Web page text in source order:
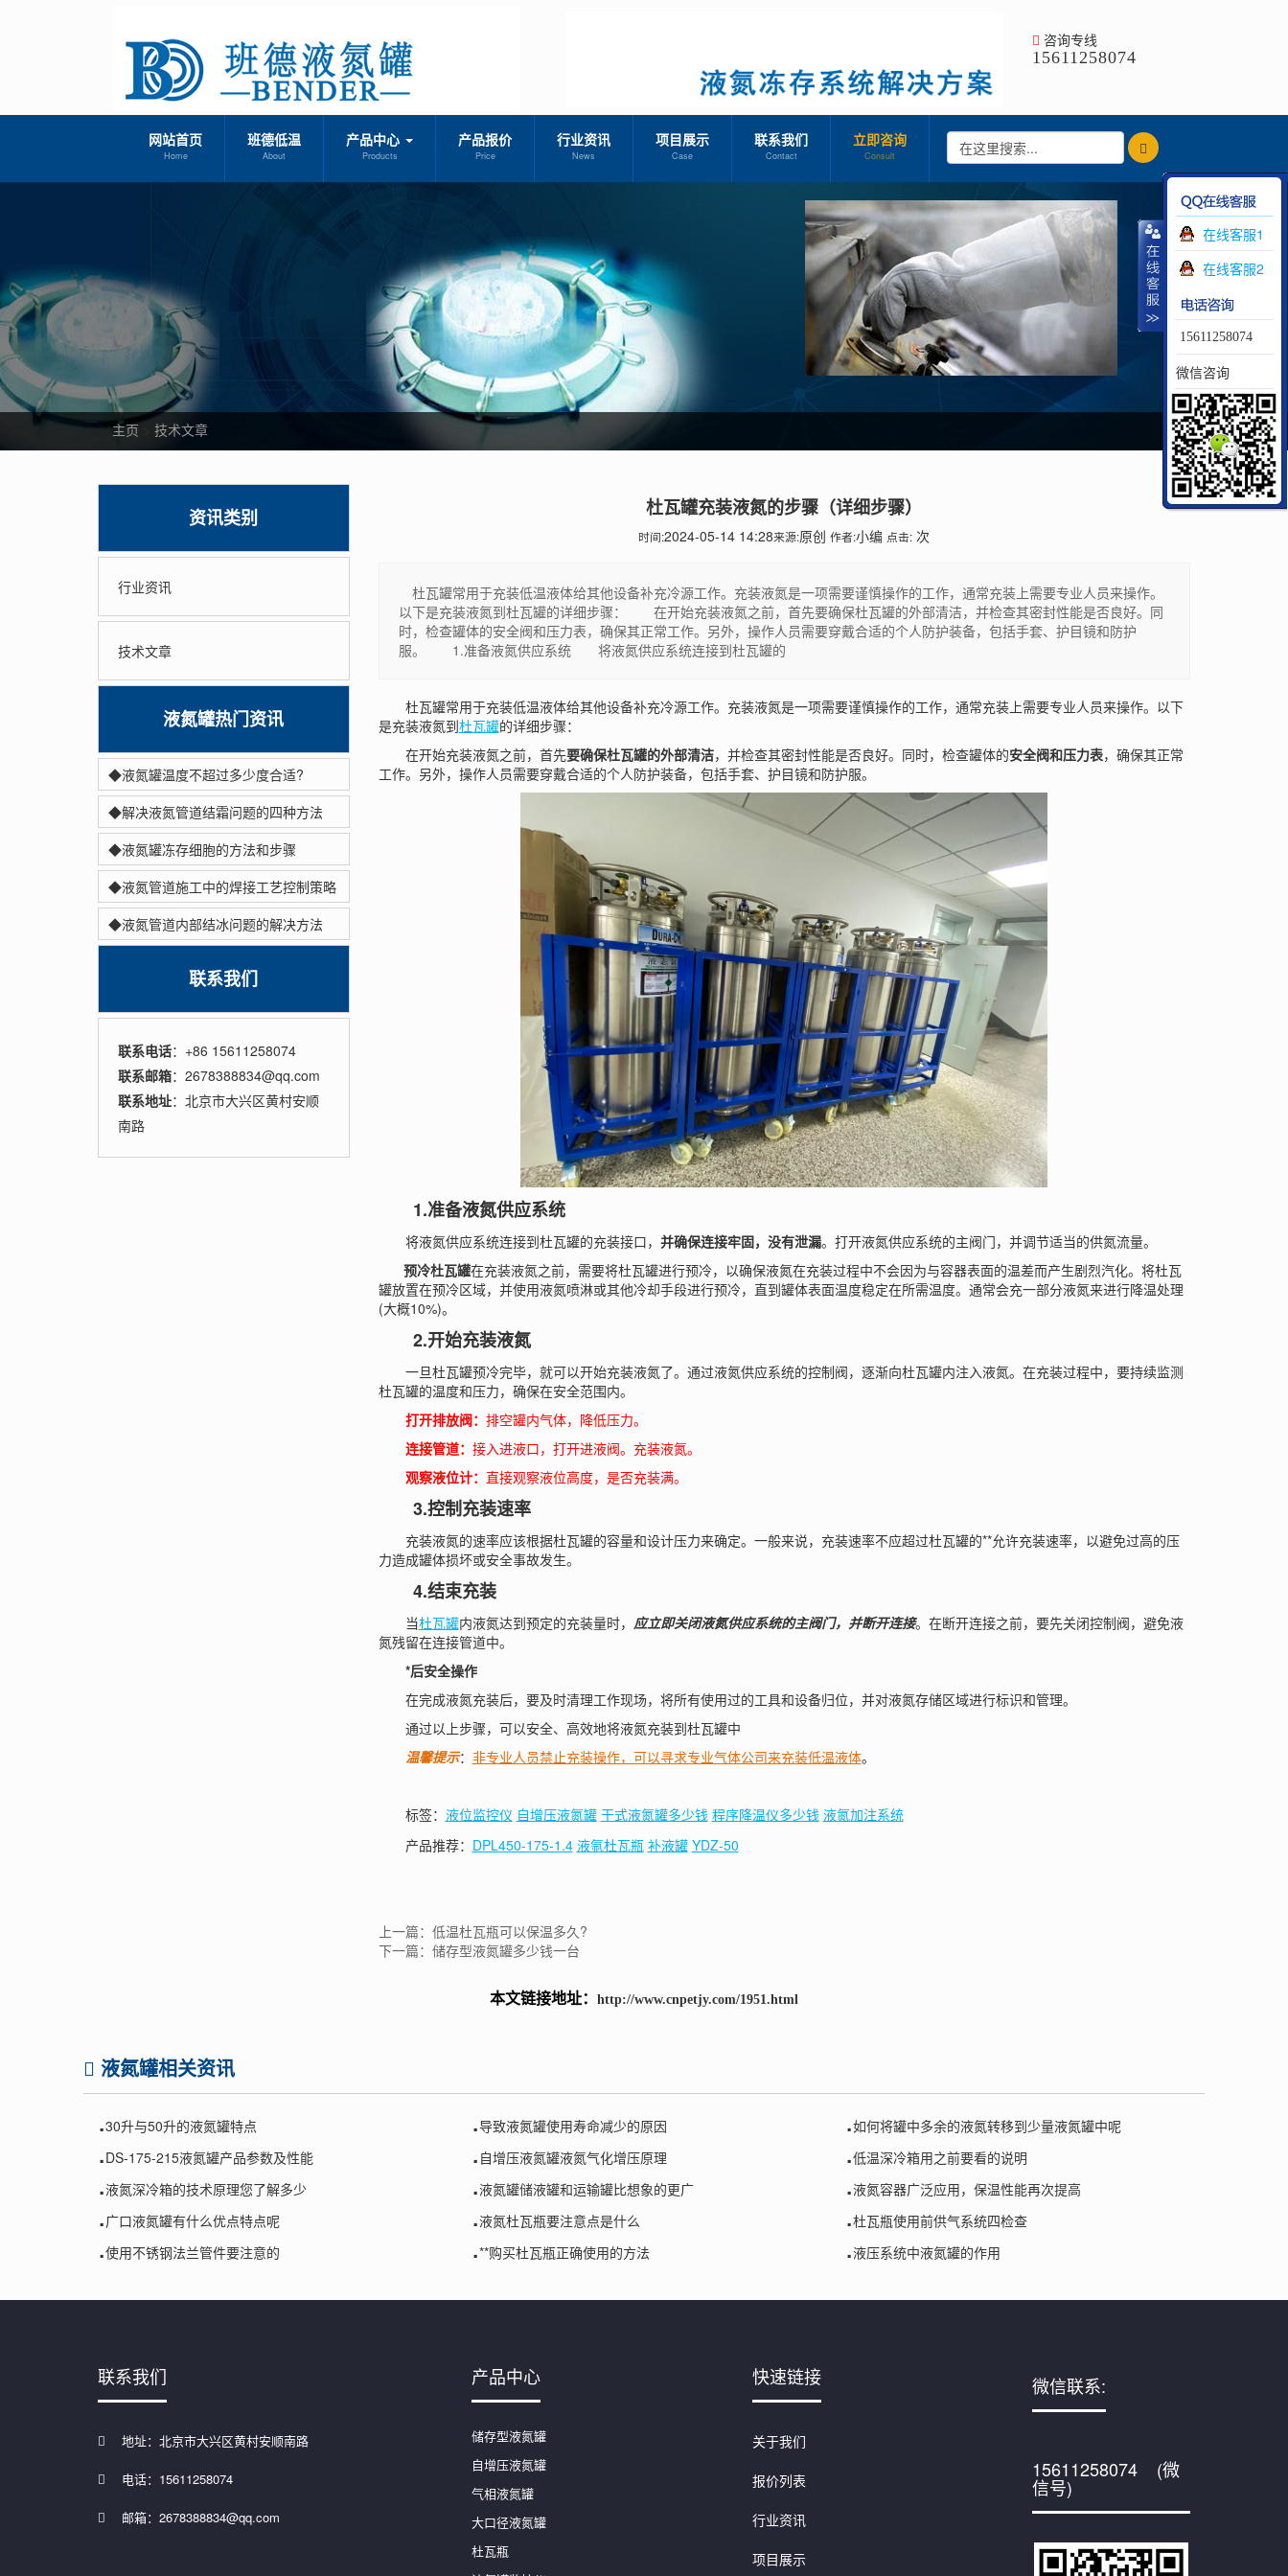
咨询专线
15611258074
网站首页
Home
班德低温
About
产品中心
Products
产品报价
Price
行业资讯
News
项目展示
Case
联系我们
Contact
立即咨询
Consult
主页 技术文章
资讯类别
行业资讯
技术文章
液氮罐热门资讯
◆液氮罐温度不超过多少度合适?
◆解决液氮管道结霜问题的四种方法
◆液氮罐冻存细胞的方法和步骤
◆液氮管道施工中的焊接工艺控制策略
◆液氮管道内部结冰问题的解决方法
联系我们
联系电话：+86 15611258074
联系邮箱：2678388834@qq.com
联系地址：北京市大兴区黄村安顺
南路
杜瓦罐充装液氮的步骤（详细步骤）
时间:2024-05-14 14:28来源:原创作者:小编 点击: 次
杜瓦罐常用于充装低温液体给其他设备补充冷源工作。充装液氮是一项需要谨慎操作的工作，通常充装上需要专业人员来操作。
以下是充装液氮到杜瓦罐的详细步骤： 在开始充装液氮之前，首先要确保杜瓦罐的外部清洁，并检查其密封性能是否良好。同
时，检查罐体的安全阀和压力表，确保其正常工作。另外，操作人员需要穿戴合适的个人防护装备，包括手套、护目镜和防护
服。 1.准备液氮供应系统 将液氮供应系统连接到杜瓦罐的
杜瓦罐常用于充装低温液体给其他设备补充冷源工作。充装液氮是一项需要谨慎操作的工作，通常充装上需要专业人员来操作。以下
是充装液氮到杜瓦罐的详细步骤：
在开始充装液氮之前，首先要确保杜瓦罐的外部清洁，并检查其密封性能是否良好。同时，检查罐体的安全阀和压力表，确保其正常
工作。另外，操作人员需要穿戴合适的个人防护装备，包括手套、护目镜和防护服。
1.准备液氮供应系统
将液氮供应系统连接到杜瓦罐的充装接口， 并确保连接牢固，没有泄漏。打开液氮供应系统的主阀门，并调节适当的供氮流量。
预冷杜瓦罐在充装液氮之前，需要将杜瓦罐进行预冷，以确保液氮在充装过程中不会因为与容器表面的温差而产生剧烈汽化。将杜瓦
罐放置在预冷区域，并使用液氮喷淋或其他冷却手段进行预冷，直到罐体表面温度稳定在所需温度。通常会充一部分液氮来进行降温处理
(大概10%)。
2.开始充装液氮
一旦杜瓦罐预冷完毕，就可以开始充装液氮了。通过液氮供应系统的控制阀，逐渐向杜瓦罐内注入液氮。在充装过程中，要持续监测
杜瓦罐的温度和压力，确保在安全范围内。
打开排放阀： 排空罐内气体，降低压力。
连接管道： 接入进液口，打开进液阀。充装液氮。
观察液位计： 直接观察液位高度，是否充装满。
3.控制充装速率
充装液氮的速率应该根据杜瓦罐的容量和设计压力来确定。一般来说，充装速率不应超过杜瓦罐的**允许充装速率，以避免过高的压
力造成罐体损坏或安全事故发生。
4.结束充装
当杜瓦罐内液氮达到预定的充装量时， 应立即关闭液氮供应系统的主阀门，并断开连接。在断开连接之前，要先关闭控制阀，避免液
氮残留在连接管道中。
*后安全操作
在完成液氮充装后，要及时清理工作现场，将所有使用过的工具和设备归位，并对液氮存储区域进行标识和管理。
通过以上步骤，可以安全、高效地将液氮充装到杜瓦罐中
温馨提示： 非专业人员禁止充装操作，可以寻求专业气体公司来充装低温液体。
标签： 液位监控仪 自增压液氮罐 干式液氮罐多少钱 程序降温仪多少钱 液氮加注系统
产品推荐： DPL450-175-1.4 液氩杜瓦瓶 补液罐 YDZ-50
上一篇：低温杜瓦瓶可以保温多久?
下一篇：储存型液氮罐多少钱一台
本文链接地址： http://www.cnpetjy.com/1951.html
液氮罐相关资讯
.30升与50升的液氮罐特点 .导致液氮罐使用寿命减少的原因 .如何将罐中多余的液氮转移到少量液氮罐中呢
.DS-175-215液氮罐产品参数及性能 . 自增压液氮罐液氮气化增压原理 .低温深冷箱用之前要看的说明
.液氮深冷箱的技术原理您了解多少 .液氮罐储液罐和运输罐比想象的更广 .液氮容器广泛应用，保温性能再次提高
.广口液氮罐有什么优点特点呢 .液氮杜瓦瓶要注意点是什么 .杜瓦瓶使用前供气系统四检查
.使用不锈钢法兰管件要注意的 .**购买杜瓦瓶正确使用的方法 .液压系统中液氮罐的作用
联系我们
地址：北京市大兴区黄村安顺南路
电话：15611258074
邮箱：2678388834@qq.com
产品中心
储存型液氮罐
自增压液氮罐
气相液氮罐
大口径液氮罐
杜瓦瓶
快速链接
关于我们
报价列表
行业资讯
项目展示
微信联系:
15611258074 (微
信号)
在线客服1
在线客服2
15611258074
微信咨询